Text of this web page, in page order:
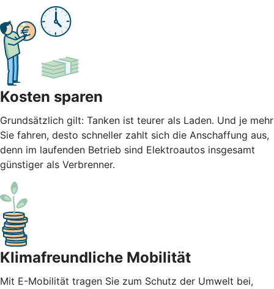
Kosten sparen
Grundsätzlich gilt: Tanken ist teurer als Laden. Und je mehr
Sie fahren, desto schneller zahlt sich die Anschaffung aus,
denn im laufenden Betrieb sind Elektroautos insgesamt
günstiger als Verbrenner.
Klimafreundliche Mobilität
Mit E-Mobilität tragen Sie zum Schutz der Umwelt bei,